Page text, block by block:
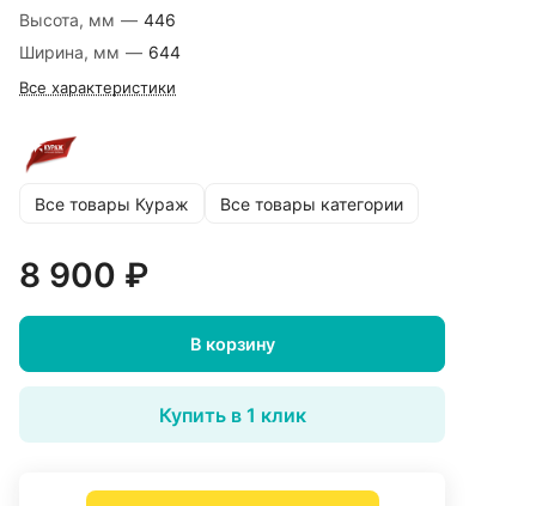
Высота, мм — 446
Ширина, мм — 644
Все характеристики
Все товары Кураж Все товары категории
8 900 ₽
В корзину
Купить в 1 клик